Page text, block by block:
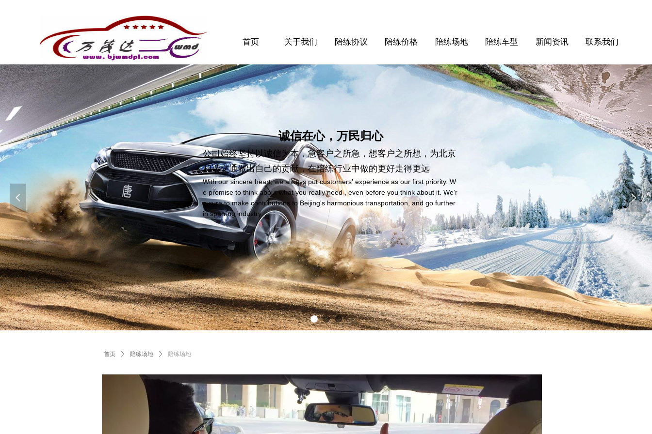
诚信在心，万民归心
公司始终坚持以诚信为本，急客户之所急，想客户之所想，为北京
和谐交通做出自己的贡献，在陪练行业中做的更好走得更远
With our sincere heart, we always put customers’ experience as our first priority. W
e promise to think about what you really need , even before you think about it. We’r
e sure to make contributions to Beijing's harmonious transportation, and go further
in sparring industry.
넳 넲
首页 关于我们 陪练协议 陪练价格 陪练场地 陪练车型 新闻资讯 联系我们
首页 ꄲ 陪练场地 ꄲ 陪练场地